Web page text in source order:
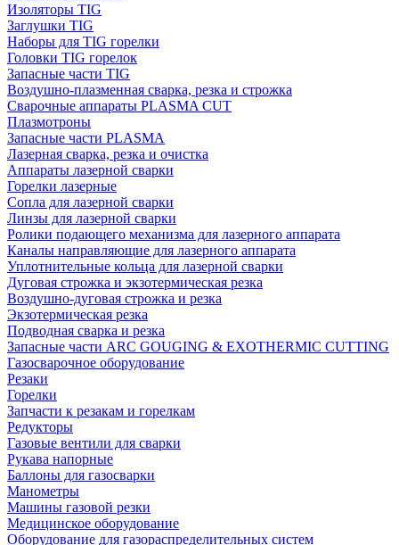
Изоляторы TIG
Заглушки TIG
Наборы для TIG горелки
Головки TIG горелок
Запасные части TIG
Воздушно-плазменная сварка, резка и строжка
Сварочные аппараты PLASMA CUT
Плазмотроны
Запасные части PLASMA
Лазерная сварка, резка и очистка
Аппараты лазерной сварки
Горелки лазерные
Сопла для лазерной сварки
Линзы для лазерной сварки
Ролики подающего механизма для лазерного аппарата
Каналы направляющие для лазерного аппарата
Уплотнительные кольца для лазерной сварки
Дуговая строжка и экзотермическая резка
Воздушно-дуговая строжка и резка
Экзотермическая резка
Подводная сварка и резка
Запасные части ARC GOUGING & EXOTHERMIC CUTTING
Газосварочное оборудование
Резаки
Горелки
Запчасти к резакам и горелкам
Редукторы
Газовые вентили для сварки
Рукава напорные
Баллоны для газосварки
Манометры
Машины газовой резки
Медицинское оборудование
Оборудование для газораспределительных систем